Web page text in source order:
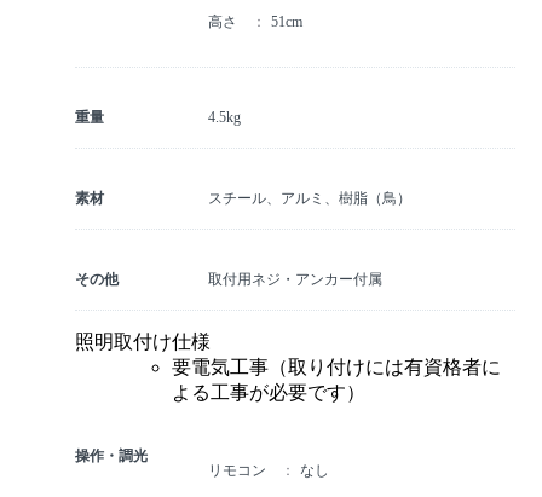
高さ 51cm
重量 4.5kg
素材 スチール、アルミ、樹脂（鳥）
その他 取付用ネジ・アンカー付属
照明取付け仕様
要電気工事（取り付けには有資格者に
よる工事が必要です）
操作・調光
リモコン
なし